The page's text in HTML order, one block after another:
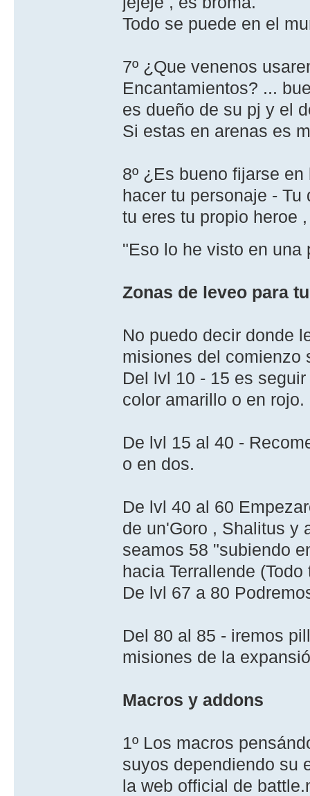
Todo se puede en el
7º ¿Que venenos
Encantamientos? ...
es dueño de su pj y el
Si estas en arenas es
8º ¿Es bueno fijarse
hacer tu personaje -
tu eres tu propio heroe
"Eso lo he visto en
Zonas de leveo para
No puedo decir donde
misiones del comienzo
Del lvl 10 - 15 es
color amarillo o en rojo.
De lvl 15 al 40 -
o en dos.
De lvl 40 al 60
de un'Goro , Shalitus y
seamos 58 "subiendo
hacia Terrallende
De lvl 67 a 80
Del 80 al 85 - iremos
misiones de la
Macros y addons
1º Los macros
suyos dependiendo su
la web official de